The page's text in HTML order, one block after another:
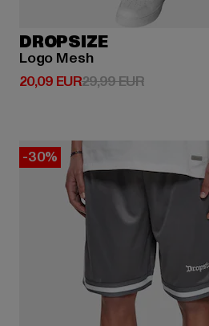
DROPSIZE
Logo Mesh
20,09 EUR
Derzeitiger Preis: 20,09 EUR
29,99 EUR
-30%